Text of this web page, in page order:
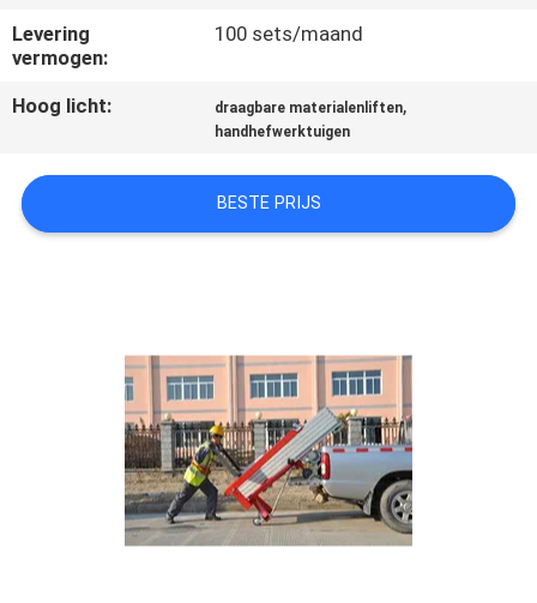
NIEUWS
VRAAG
OFFERTE
PRIVACYBELEID
Levering
vermogen:
100 sets/maand
Hoog licht: draagbare materialenliften,
handhefwerktuigen
BESTE PRIJS